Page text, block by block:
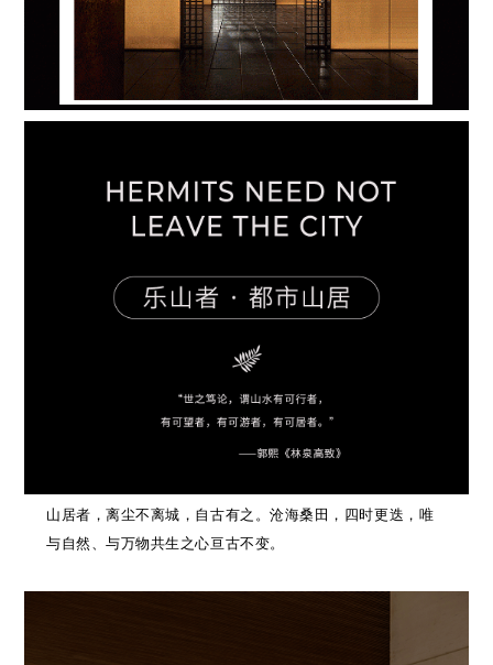
山居者，离尘不离城，自古有之。沧海桑田，四时更迭，唯
与自然、与万物共生之心亘古不变。